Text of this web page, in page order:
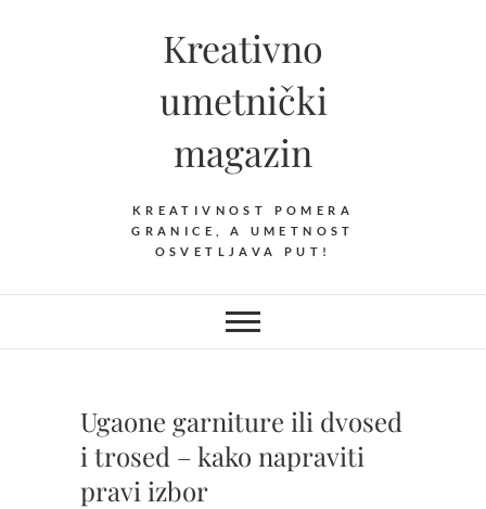
Kreativno
umetnički
magazin
KREATIVNOST POMERA
GRANICE, A UMETNOST
OSVETLJAVA PUT!
Ugaone garniture ili dvosed
i trosed – kako napraviti
pravi izbor